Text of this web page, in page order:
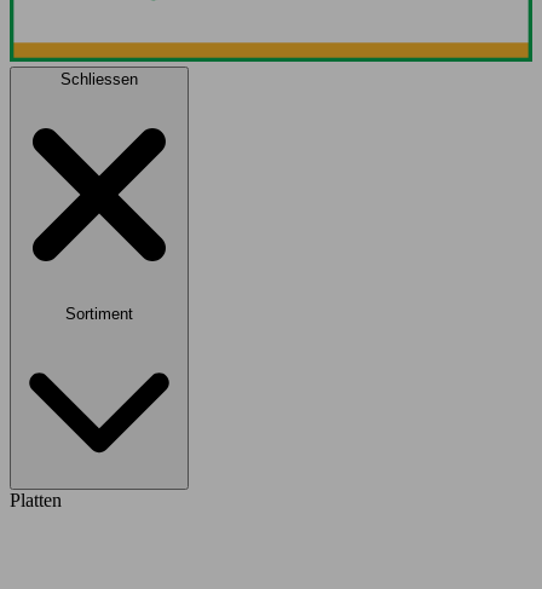
Schliessen
Sortiment
Platten